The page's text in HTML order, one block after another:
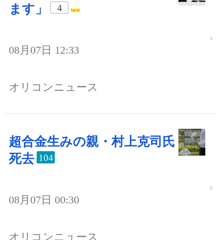
ます」
4
08月07日 12:33
オリコンニュース
超合金生みの親・村上克司氏
死去 104
08月07日 00:30
オリコンニュース